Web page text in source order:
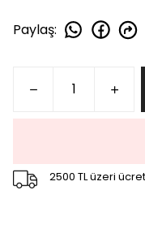
Paylaş:
2500 TL üzeri